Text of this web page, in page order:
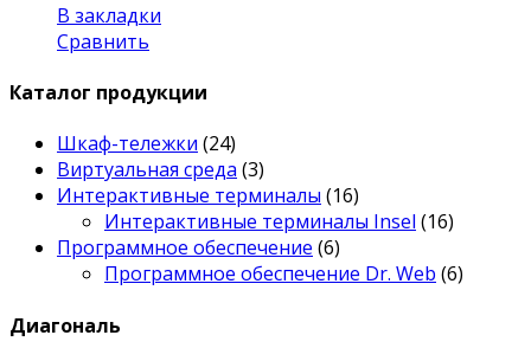
В закладки
Сравнить
Каталог продукции
Шкаф-тележки (24)
Виртуальная среда (3)
Интерактивные терминалы (16)
Интерактивные терминалы Insel (16)
Программное обеспечение (6)
Программное обеспечение Dr. Web (6)
Диагональ